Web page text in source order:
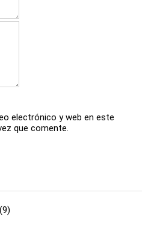
electrónico y web en este
que comente.
(9)